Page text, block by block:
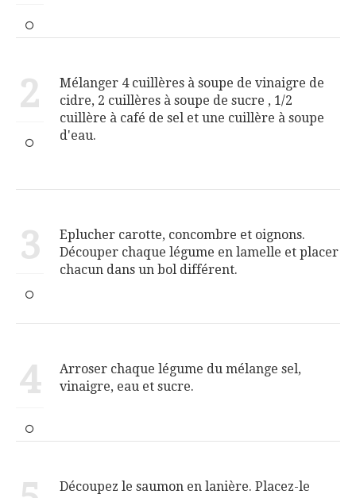
2
Mélanger 4 cuillères à soupe de vinaigre de
cidre, 2 cuillères à soupe de sucre , 1/2
cuillère à café de sel et une cuillère à soupe
d'eau.
3
Eplucher carotte, concombre et oignons.
Découper chaque légume en lamelle et placer
chacun dans un bol différent.
4
Arroser chaque légume du mélange sel,
vinaigre, eau et sucre.
Découpez le saumon en lanière. Placez-le